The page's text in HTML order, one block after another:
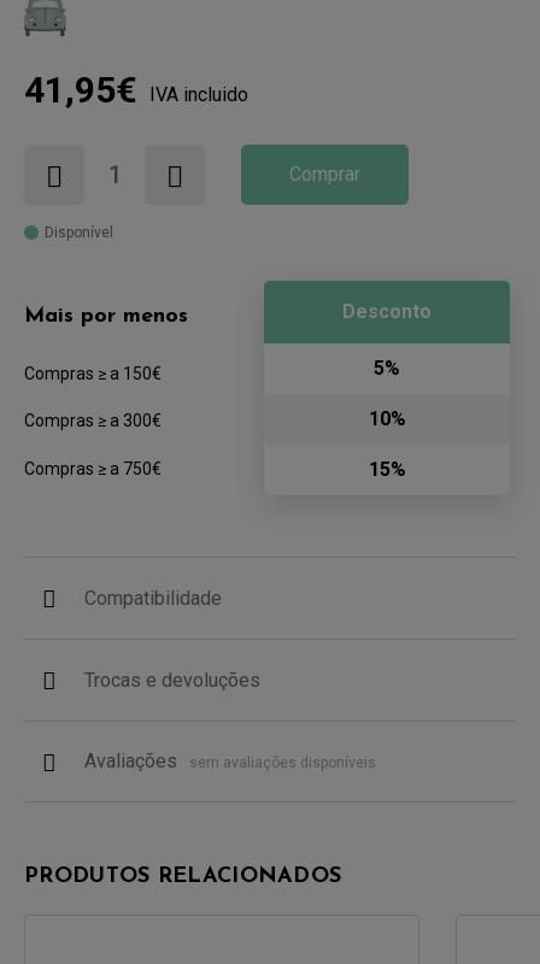
41,95€ IVA incluido
Comprar
Disponível
Mais por menos
Compras ≥ a 150€
Compras ≥ a 300€
Compras ≥ a 750€
Desconto
5%
10%
15%
Compatibilidade
Trocas e devoluções
Avaliações sem avaliações disponíveis
PRODUTOS RELACIONADOS